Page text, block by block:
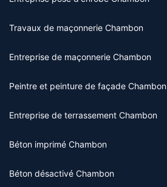
Travaux de maçonnerie Chambon
Entreprise de maçonnerie Chambon
Peintre et peinture de façade Chambon
Entreprise de terrassement Chambon
Béton imprimé Chambon
Béton désactivé Chambon